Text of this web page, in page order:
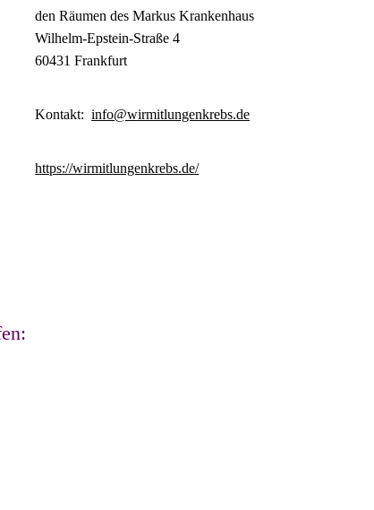
den Räumen des Markus Krankenhaus
Wilhelm-Epstein-Straße 4
60431 Frankfurt
Kontakt:info@wirmitlungenkrebs.de
https://wirmitlungenkrebs.de/